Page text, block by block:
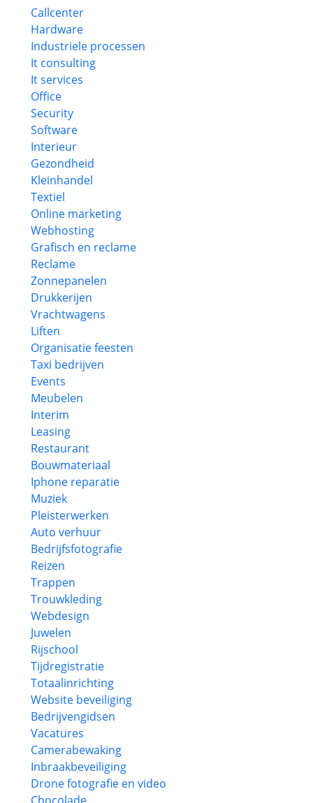
Callcenter
Hardware
Industriele processen
It consulting
It services
Office
Security
Software
Interieur
Gezondheid
Kleinhandel
Textiel
Online marketing
Webhosting
Grafisch en reclame
Reclame
Zonnepanelen
Drukkerijen
Vrachtwagens
Liften
Organisatie feesten
Taxi bedrijven
Events
Meubelen
Interim
Leasing
Restaurant
Bouwmateriaal
Iphone reparatie
Muziek
Pleisterwerken
Auto verhuur
Bedrijfsfotografie
Reizen
Trappen
Trouwkleding
Webdesign
Juwelen
Rijschool
Tijdregistratie
Totaalinrichting
Website beveiliging
Bedrijvengidsen
Vacatures
Camerabewaking
Inbraakbeveiliging
Drone fotografie en video